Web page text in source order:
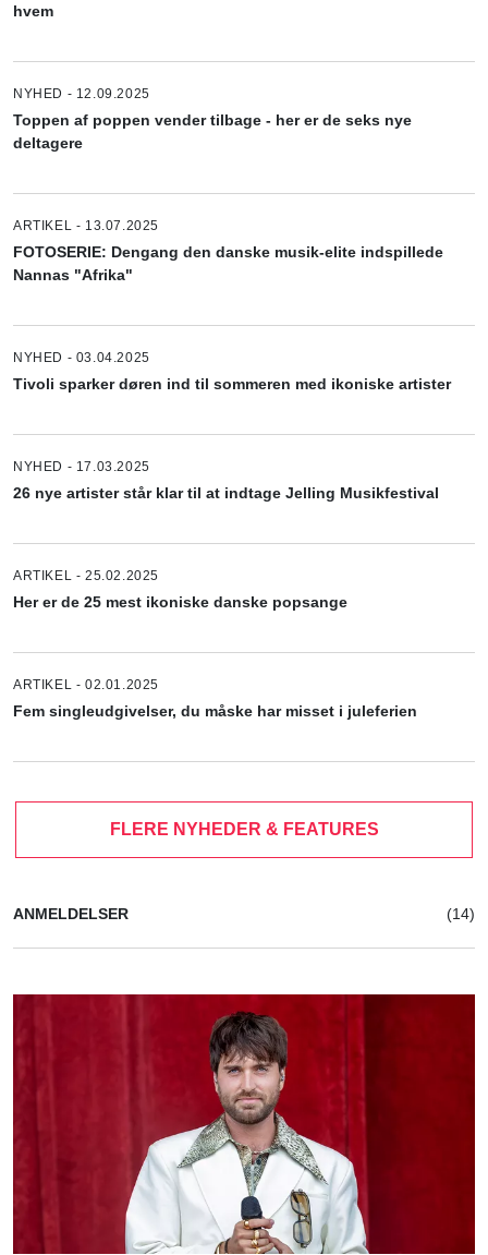
hvem
NYHED - 12.09.2025
Toppen af poppen vender tilbage - her er de seks nye
deltagere
ARTIKEL - 13.07.2025
FOTOSERIE: Dengang den danske musik-elite indspillede
Nannas "Afrika"
NYHED - 03.04.2025
Tivoli sparker døren ind til sommeren med ikoniske artister
NYHED - 17.03.2025
26 nye artister står klar til at indtage Jelling Musikfestival
ARTIKEL - 25.02.2025
Her er de 25 mest ikoniske danske popsange
ARTIKEL - 02.01.2025
Fem singleudgivelser, du måske har misset i juleferien
FLERE NYHEDER & FEATURES
ANMELDELSER (14)